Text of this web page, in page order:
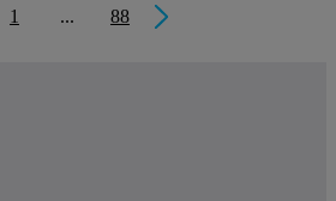
1 ... 88